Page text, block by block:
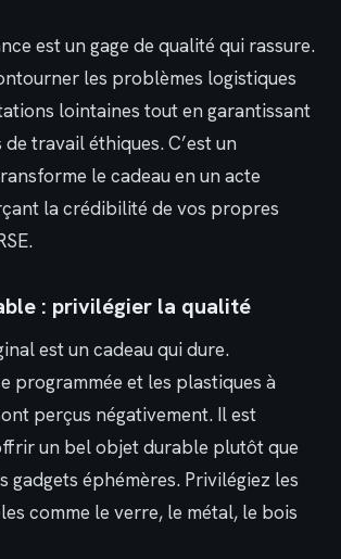
est un gage de qualité qui rassure.
les problèmes logistiques
lointaines tout en garantissant
travail éthiques. C’est un
le cadeau en un acte
la crédibilité de vos propres
: privilégier la qualité
est un cadeau qui dure.
programmée et les plastiques à
perçus négativement. Il est
un bel objet durable plutôt que
gadgets éphémères. Privilégiez les
comme le verre, le métal, le bois